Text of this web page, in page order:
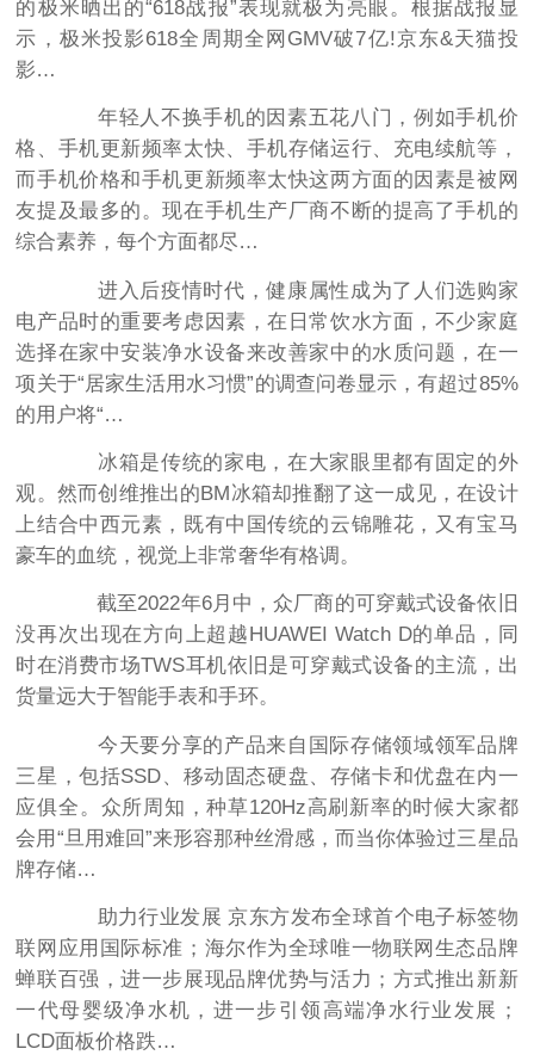
的极米晒出的“618战报”表现就极为亮眼。根据战报显
示，极米投影618全周期全网GMV破7亿!京东&天猫投
影…
年轻人不换手机的因素五花八门，例如手机价
格、手机更新频率太快、手机存储运行、充电续航等，
而手机价格和手机更新频率太快这两方面的因素是被网
友提及最多的。现在手机生产厂商不断的提高了手机的
综合素养，每个方面都尽…
进入后疫情时代，健康属性成为了人们选购家
电产品时的重要考虑因素，在日常饮水方面，不少家庭
选择在家中安装净水设备来改善家中的水质问题，在一
项关于“居家生活用水习惯”的调查问卷显示，有超过85%
的用户将“…
冰箱是传统的家电，在大家眼里都有固定的外
观。然而创维推出的BM冰箱却推翻了这一成见，在设计
上结合中西元素，既有中国传统的云锦雕花，又有宝马
豪车的血统，视觉上非常奢华有格调。
截至2022年6月中，众厂商的可穿戴式设备依旧
没再次出现在方向上超越HUAWEI Watch D的单品，同
时在消费市场TWS耳机依旧是可穿戴式设备的主流，出
货量远大于智能手表和手环。
今天要分享的产品来自国际存储领域领军品牌
三星，包括SSD、移动固态硬盘、存储卡和优盘在内一
应俱全。众所周知，种草120Hz高刷新率的时候大家都
会用“旦用难回”来形容那种丝滑感，而当你体验过三星品
牌存储…
助力行业发展 京东方发布全球首个电子标签物
联网应用国际标准；海尔作为全球唯一物联网生态品牌
蝉联百强，进一步展现品牌优势与活力；方式推出新新
一代母婴级净水机，进一步引领高端净水行业发展；
LCD面板价格跌…